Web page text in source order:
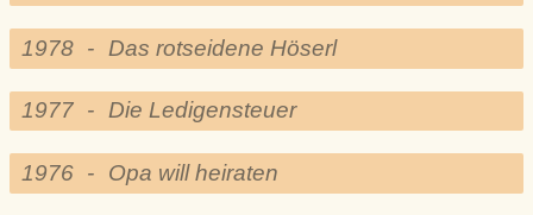
1978 - Das rotseidene Höserl
1977 - Die Ledigensteuer
1976 - Opa will heiraten